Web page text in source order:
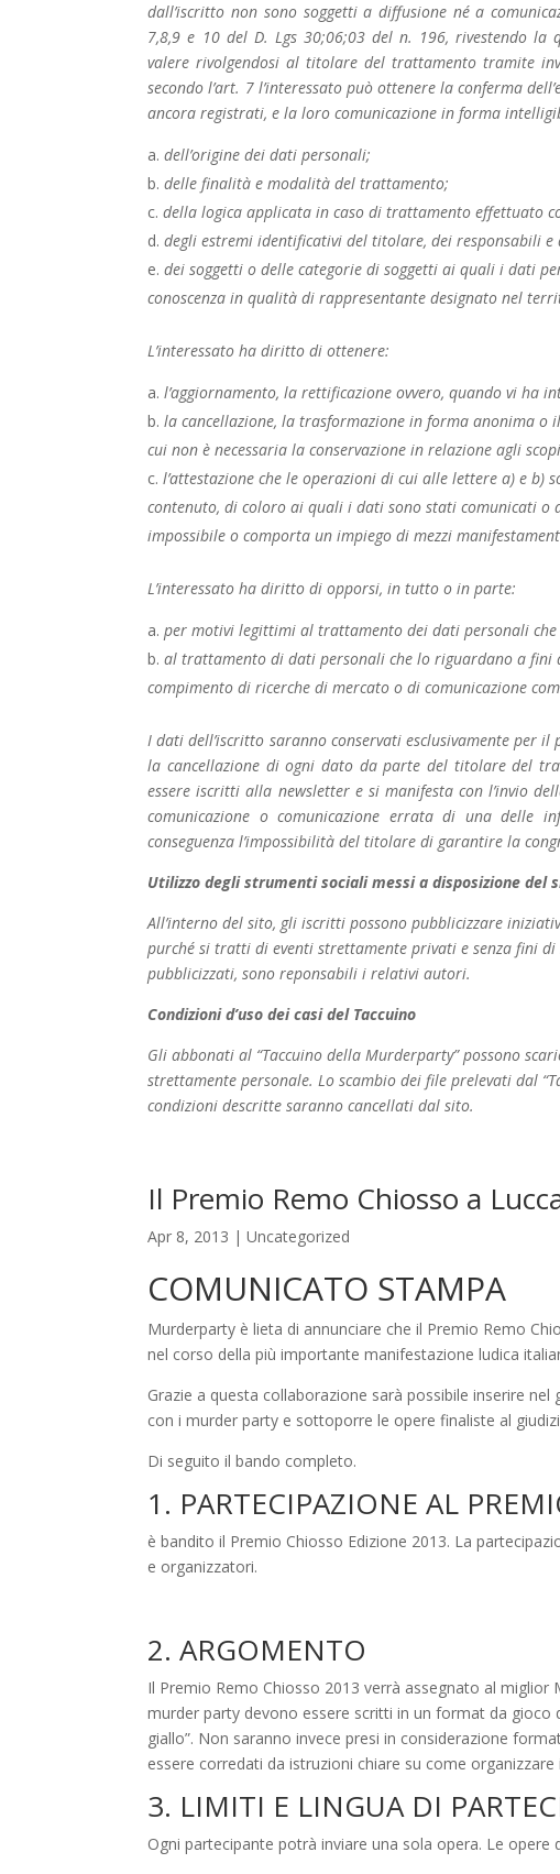
dall’iscritto non sono soggetti a diffusione né a
7,8,9 e 10 del D. Lgs 30;06;03 del n. 196, rivestendo
valere rivolgendosi al titolare del trattamento tramite
secondo l’art. 7 l’interessato può ottenere la conferma
ancora registrati, e la loro comunicazione in forma
dell’origine dei dati personali;
delle finalità e modalità del trattamento;
della logica applicata in caso di trattamento effettuato
degli estremi identificativi del titolare, dei responsabili e
dei soggetti o delle categorie di soggetti ai quali i dati
conoscenza in qualità di rappresentante designato nel
L’interessato ha diritto di ottenere:
l’aggiornamento, la rettificazione ovvero, quando vi ha
la cancellazione, la trasformazione in forma anonima
cui non è necessaria la conservazione in relazione agli
l’attestazione che le operazioni di cui alle lettere a) e
contenuto, di coloro ai quali i dati sono stati comunicati o
impossibile o comporta un impiego di mezzi
L’interessato ha diritto di opporsi, in tutto o in parte:
per motivi legittimi al trattamento dei dati personali
al trattamento di dati personali che lo riguardano a
compimento di ricerche di mercato o di comunicazione
I dati dell’iscritto saranno conservati esclusivamente per
la cancellazione di ogni dato da parte del titolare del
essere iscritti alla newsletter e si manifesta con l’invio
comunicazione o comunicazione errata di una delle
conseguenza l’impossibilità del titolare di garantire la
Utilizzo degli strumenti sociali messi a disposizione del
All’interno del sito, gli iscritti possono pubblicizzare
purché si tratti di eventi strettamente privati e senza fini
pubblicizzati, sono reponsabili i relativi autori.
Condizioni d’uso dei casi del Taccuino
Gli abbonati al “Taccuino della Murderparty” possono
strettamente personale. Lo scambio dei file prelevati dal
condizioni descritte saranno cancellati dal sito.
Il Premio Remo Chiosso a
Apr 8, 2013 |Uncategorized
COMUNICATO STAMPA
Murderparty è lieta di annunciare che il Premio Remo
nel corso della più importante manifestazione ludica
Grazie a questa collaborazione sarà possibile inserire
con i murder party e sottoporre le opere finaliste al
Di seguito il bando completo.
1. PARTECIPAZIONE AL
è bandito il Premio Chiosso Edizione 2013. La
e organizzatori.
2. ARGOMENTO
Il Premio Remo Chiosso 2013 verrà assegnato al
murder party devono essere scritti in un format da gioco
giallo”. Non saranno invece presi in considerazione
essere corredati da istruzioni chiare su come organizzare
3. LIMITI E LINGUA DI
Ogni partecipante potrà inviare una sola opera. Le opere